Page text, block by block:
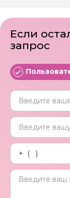
Если
запрос